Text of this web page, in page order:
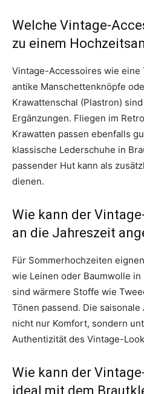
Welche Vintage-
zu einem
Vintage-Accessoires wie eine
antike Manschettenknöpfe
Krawattenschal (Plastron)
Ergänzungen. Fliegen im
Krawatten passen ebenfalls
klassische Lederschuhe in
passender Hut kann als
dienen.
Wie kann der
an die Jahreszeit
Für Sommerhochzeiten
wie Leinen oder Baumwolle
sind wärmere Stoffe wie
Tönen passend. Die
nicht nur Komfort, sondern
Authentizität des Vintage-
Wie kann der
ideal mit dem